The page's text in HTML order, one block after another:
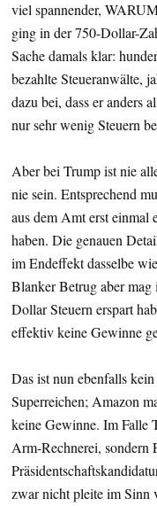
viel spannender,
ging in der 750-Dollar-
Sache damals klar:
bezahlte Steueranwälte,
dazu bei, dass er anders
nur sehr wenig Steuern
Aber bei Trump ist nie
nie sein. Entsprechend
aus dem Amt erst einmal
haben. Die genauen
im Endeffekt dasselbe
Blanker Betrug aber mag
Dollar Steuern erspart
effektiv keine Gewinne
Das ist nun ebenfalls
Superreichen; Amazon
keine Gewinne. Im Falle
Arm-Rechnerei, sondern
zwar nicht pleite im Sinn